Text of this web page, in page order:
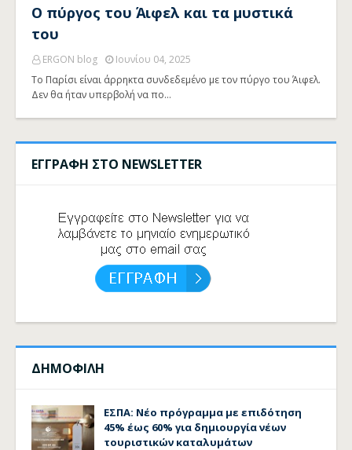
Ο πύργος του Άιφελ και τα μυστικά
του
ERGON blog
Ιουνίου 04, 2025
Το Παρίσι είναι άρρηκτα συνδεδεμένο με τον πύργο του Άιφελ.
Δεν θα ήταν υπερβολή να πο…
ΕΓΓΡΑΦΗ ΣΤΟ NEWSLETTER
ΔΗΜΟΦΙΛΗ
ΕΣΠΑ: Νέο πρόγραμμα με επιδότηση
45% έως 60% για δημιουργία νέων
τουριστικών καταλυμάτων